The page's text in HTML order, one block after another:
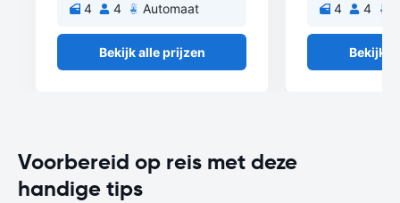
4 4 Automaat
Bekijk alle prijzen
4 4
Bekijk
Voorbereid op reis met deze
handige tips